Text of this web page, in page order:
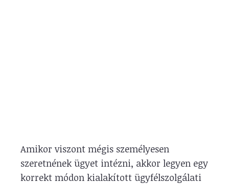
Amikor viszont mégis személyesen
szeretnének ügyet intézni, akkor legyen egy
korrekt módon kialakított ügyfélszolgálati